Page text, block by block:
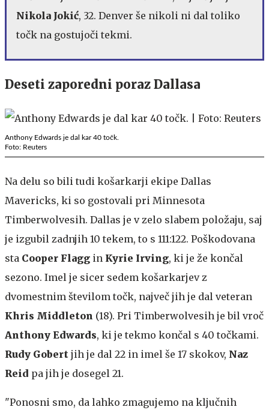
Nikola Jokić, 32. Denver še nikoli ni dal toliko
točk na gostujoči tekmi.
Deseti zaporedni poraz Dallasa
Anthony Edwards je dal kar 40 točk.
Foto: Reuters
Na delu so bili tudi košarkarji ekipe Dallas
Mavericks, ki so gostovali pri Minnesota
Timberwolvesih. Dallas je v zelo slabem položaju, saj
je izgubil zadnjih 10 tekem, to s 111:122. Poškodovana
sta Cooper Flagg in Kyrie Irving, ki je že končal
sezono. Imel je sicer sedem košarkarjev z
dvomestnim številom točk, največ jih je dal veteran
Khris Middleton (18). Pri Timberwolvesih je bil vroč
Anthony Edwards, ki je tekmo končal s 40 točkami.
Rudy Gobert jih je dal 22 in imel še 17 skokov, Naz
Reid pa jih je dosegel 21.
"Ponosni smo, da lahko zmagujemo na ključnih